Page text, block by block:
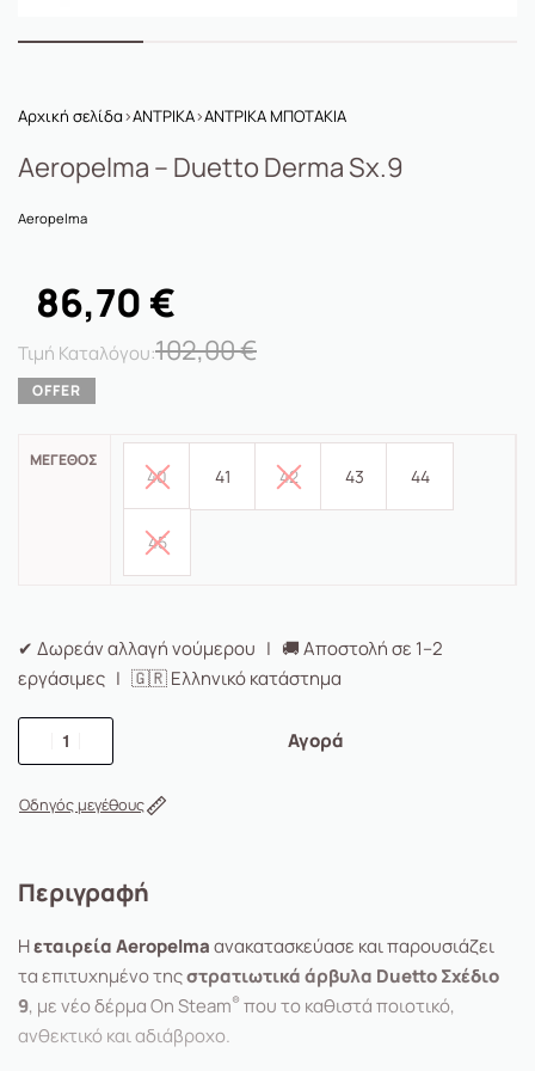
Αρχική σελίδα›ΑΝΤΡΙΚΑ›ΑΝΤΡΙΚΑ ΜΠΟΤΑΚΙΑ
Aeropelma – Duetto Derma Sx.9
Aeropelma
102,00€
86,70 €
ΜΈΓΕΘΟΣ
40 41 42 43 44
45
✔ Δωρεάν αλλαγή νούμερου | 🚚 Αποστολή σε 1–2
εργάσιμες | 🇬🇷 Ελληνικό κατάστημα
Αγορά
Οδηγός μεγέθους
Περιγραφή
Hεταιρεία Aeropelmaανακατασκεύασε και παρουσιάζει
τα επιτυχημένο τηςστρατιωτικά άρβυλα Duetto Σχέδιο
9, με νέο δέρμα On Steam® που το καθιστά ποιοτικό,
ανθεκτικό και αδιάβροχο.